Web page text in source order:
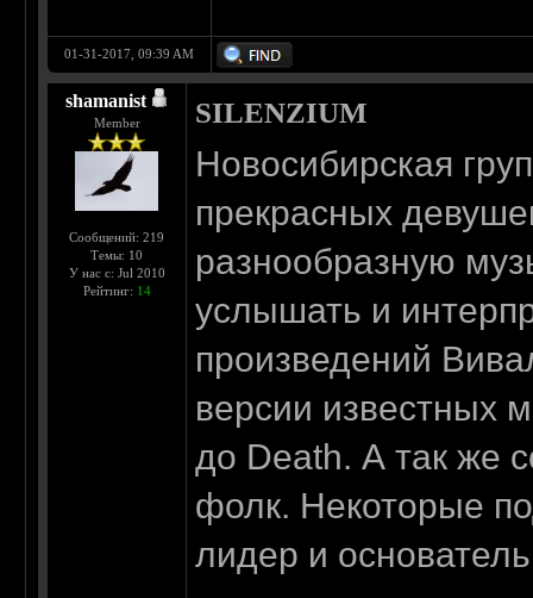
01-31-2017, 09:39 AM
shamanist
Member
Сообщений: 219
Темы: 10
У нас с: Jul 2010
Рейтинг: 14
SILENZIUM
Новосибирская
прекрасных
разнообразную
услышать и
произведений
версии известных
до Death. А так же
фолк. Некоторые
лидер и